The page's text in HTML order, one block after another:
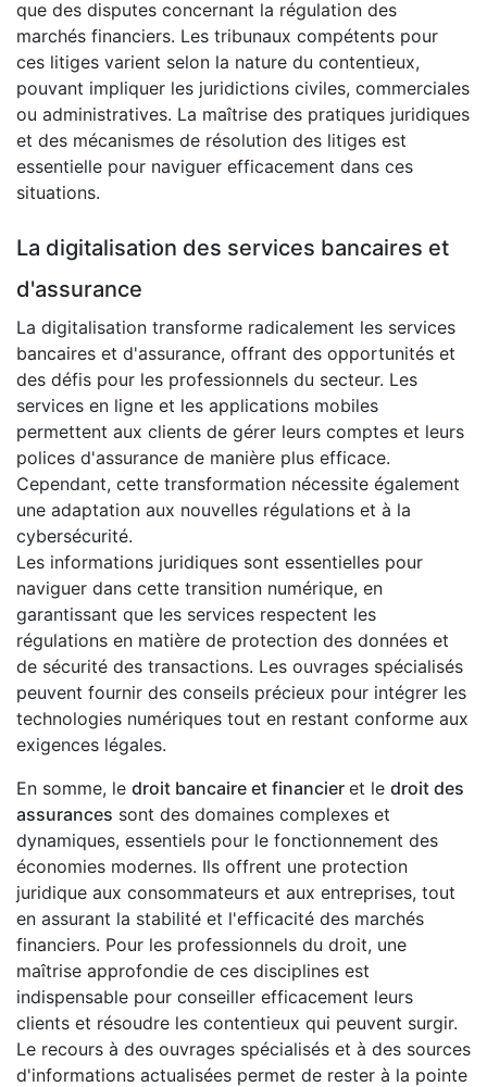
que des disputes concernant la régulation des
marchés financiers. Les tribunaux compétents pour
ces litiges varient selon la nature du contentieux,
pouvant impliquer les juridictions civiles, commerciales
ou administratives. La maîtrise des pratiques juridiques
et des mécanismes de résolution des litiges est
essentielle pour naviguer efficacement dans ces
situations.
La digitalisation des services bancaires et
d'assurance
La digitalisation transforme radicalement les services
bancaires et d'assurance, offrant des opportunités et
des défis pour les professionnels du secteur. Les
services en ligne et les applications mobiles
permettent aux clients de gérer leurs comptes et leurs
polices d'assurance de manière plus efficace.
Cependant, cette transformation nécessite également
une adaptation aux nouvelles régulations et à la
cybersécurité.
Les informations juridiques sont essentielles pour
naviguer dans cette transition numérique, en
garantissant que les services respectent les
régulations en matière de protection des données et
de sécurité des transactions. Les ouvrages spécialisés
peuvent fournir des conseils précieux pour intégrer les
technologies numériques tout en restant conforme aux
exigences légales.
En somme, le droit bancaire et financier et le droit des
assurances sont des domaines complexes et
dynamiques, essentiels pour le fonctionnement des
économies modernes. Ils offrent une protection
juridique aux consommateurs et aux entreprises, tout
en assurant la stabilité et l'efficacité des marchés
financiers. Pour les professionnels du droit, une
maîtrise approfondie de ces disciplines est
indispensable pour conseiller efficacement leurs
clients et résoudre les contentieux qui peuvent surgir.
Le recours à des ouvrages spécialisés et à des sources
d'informations actualisées permet de rester à la pointe